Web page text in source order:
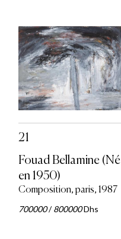
21
Fouad Bellamine (Né
en 1950)
Composition, paris, 1987
700000/800000Dhs